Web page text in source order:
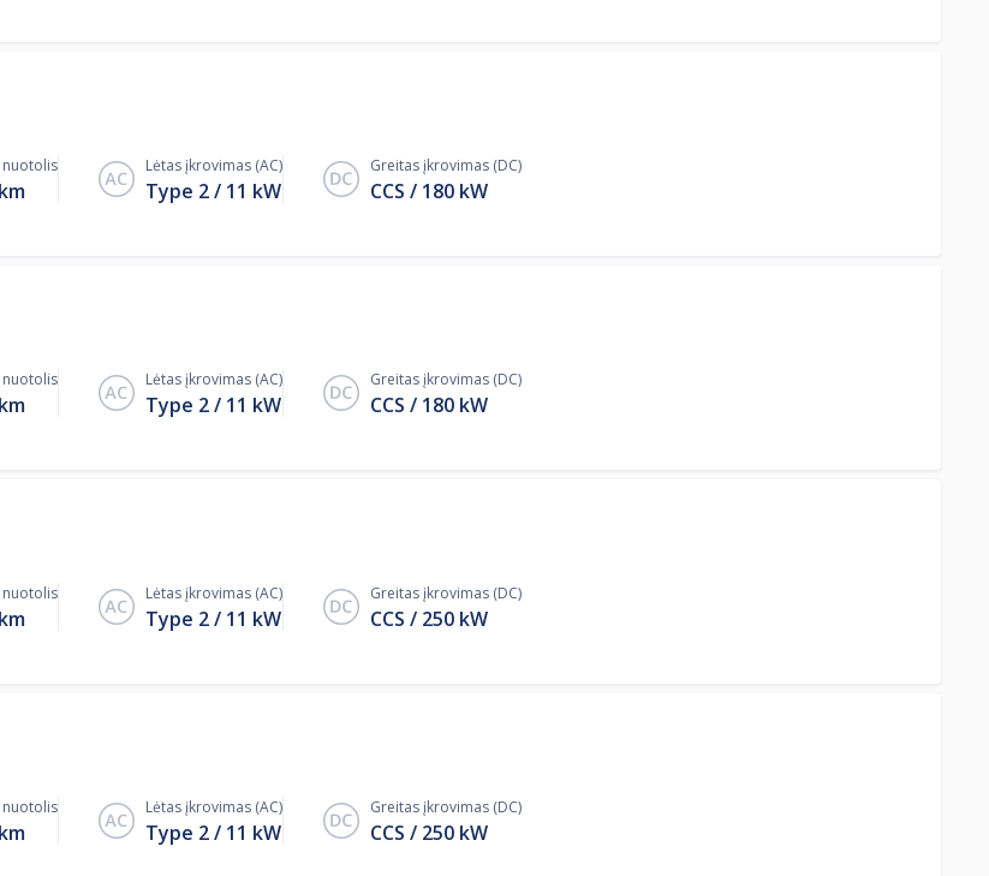
nuotolis Lėtas įkrovimas (AC)
Type 2 11 kW
Greitas įkrovimas (DC)
CCS 180 kW
nuotolis Lėtas įkrovimas (AC)
Type 2 11 kW
Greitas įkrovimas (DC)
CCS 180 kW
nuotolis Lėtas įkrovimas (AC)
Type 2 11 kW
Greitas įkrovimas (DC)
CCS 250 kW
nuotolis Lėtas įkrovimas (AC)
Type 2 11 kW
Greitas įkrovimas (DC)
CCS 250 kW